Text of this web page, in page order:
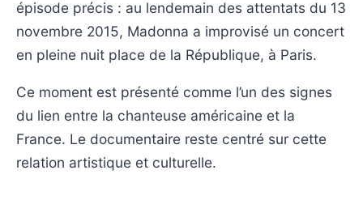
épisode précis : au lendemain des attentats du 13
novembre 2015, Madonna a improvisé un concert
en pleine nuit place de la République, à Paris.
Ce moment est présenté comme l’un des signes
du lien entre la chanteuse américaine et la
France. Le documentaire reste centré sur cette
relation artistique et culturelle.